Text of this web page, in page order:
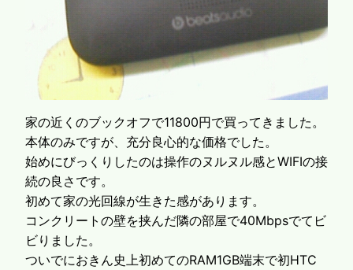
家の近くのブックオフで11800円で買ってきました。
本体のみですが、充分良心的な価格でした。
始めにびっくりしたのは操作のヌルヌル感とWIFIの接
続の良さです。
初めて家の光回線が生きた感があります。
コンクリートの壁を挟んだ隣の部屋で40Mbpsでてビ
ビりました。
ついでにおきん史上初めてのRAM1GB端末で初HTC